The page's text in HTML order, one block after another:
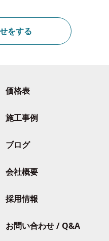
をする
価格表
施工事例
ブログ
会社概要
採用情報
お問い合わせ / Q&A